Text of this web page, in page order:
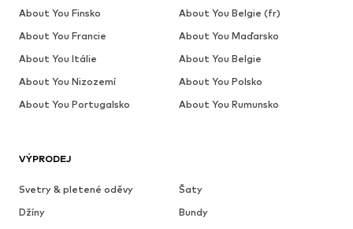
VÝPRODEJ
Svetry & pletené oděvy
Šaty
Džíny
Bundy
About You Finsko
About You Belgie (fr)
About You Francie
About You Maďarsko
About You Itálie
About You Belgie
About You Nizozemí
About You Polsko
About You Portugalsko
About You Rumunsko